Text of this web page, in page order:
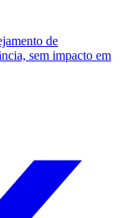
de
sem impacto em